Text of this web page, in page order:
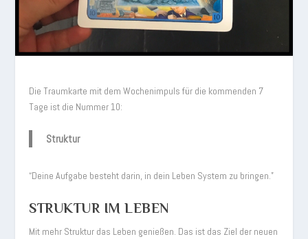
Die Traumkarte mit dem Wochenimpuls für die kommenden 7
Tage ist die Nummer 10:
Struktur
“Deine Aufgabe besteht darin, in dein Leben System zu bringen.”
STRUKTUR IM LEBEN
Mit mehr Struktur das Leben genießen. Das ist das Ziel der neuen